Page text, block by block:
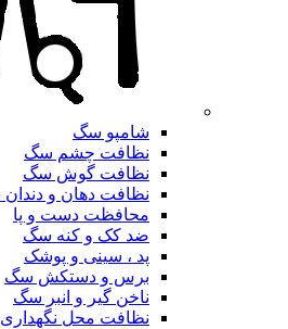
شامپو سگ
نظافت چشم سگ
نظافت گوش سگ
نظافت دهان و
محافظت دست و پا
ضد کک و کنه سگ
پد ، سینی و پوشک
برس و دستکش سگ
ناخن گیر و انبر سگ
نظافت محل